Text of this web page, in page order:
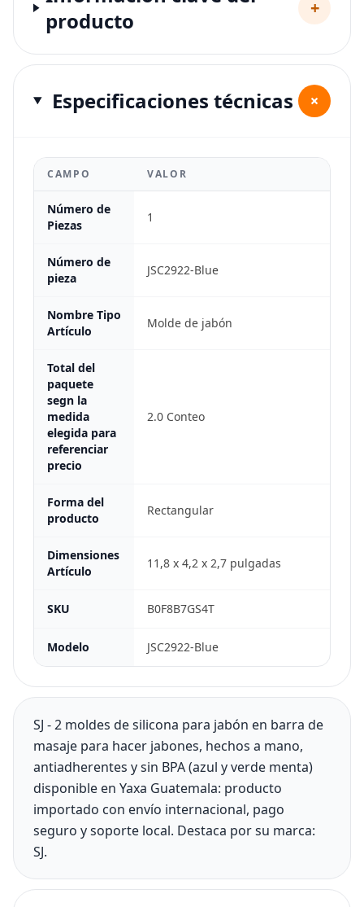
producto
+
Especificaciones técnicas +
CAMPO VALOR
Número de
Piezas
1
Número de
pieza
JSC2922-Blue
Nombre Tipo
Artículo
Molde de jabón
Total del
paquete
segn la
medida
elegida para
referenciar
precio
2.0 Conteo
Forma del
producto
Rectangular
Dimensiones
Artículo
11,8 x 4,2 x 2,7 pulgadas
SKU B0F8B7GS4T
Modelo JSC2922-Blue
SJ - 2 moldes de silicona para jabón en barra de
masaje para hacer jabones, hechos a mano,
antiadherentes y sin BPA (azul y verde menta)
disponible en Yaxa Guatemala: producto
importado con envío internacional, pago
seguro y soporte local. Destaca por su marca:
SJ.